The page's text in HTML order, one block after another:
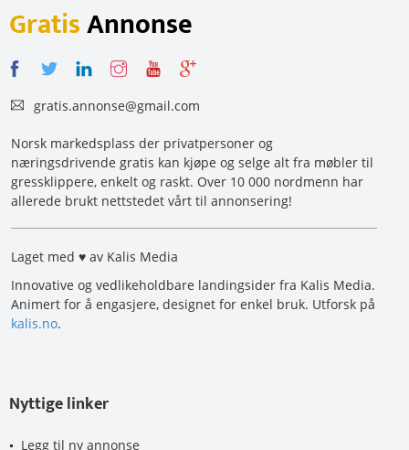
GratisAnnonse
gratis.annonse@gmail.com
Norsk markedsplass der privatpersoner og
næringsdrivende gratis kan kjøpe og selge alt fra møbler til
gressklippere, enkelt og raskt. Over 10 000 nordmenn har
allerede brukt nettstedet vårt til annonsering!
Laget med ♥ av Kalis Media
Innovative og vedlikeholdbare landingsider fra Kalis Media.
Animert for å engasjere, designet for enkel bruk. Utforsk på
kalis.no.
Nyttige linker
Legg til ny annonse